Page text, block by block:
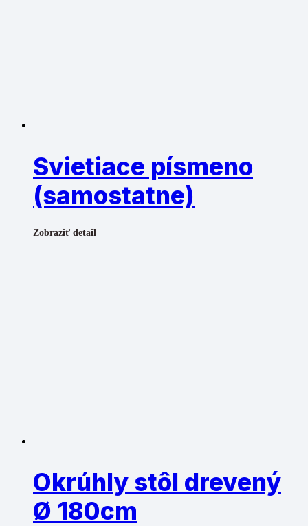
Svietiace písmeno
(samostatne)
Zobraziť detail
Okrúhly stôl drevený
Ø 180cm